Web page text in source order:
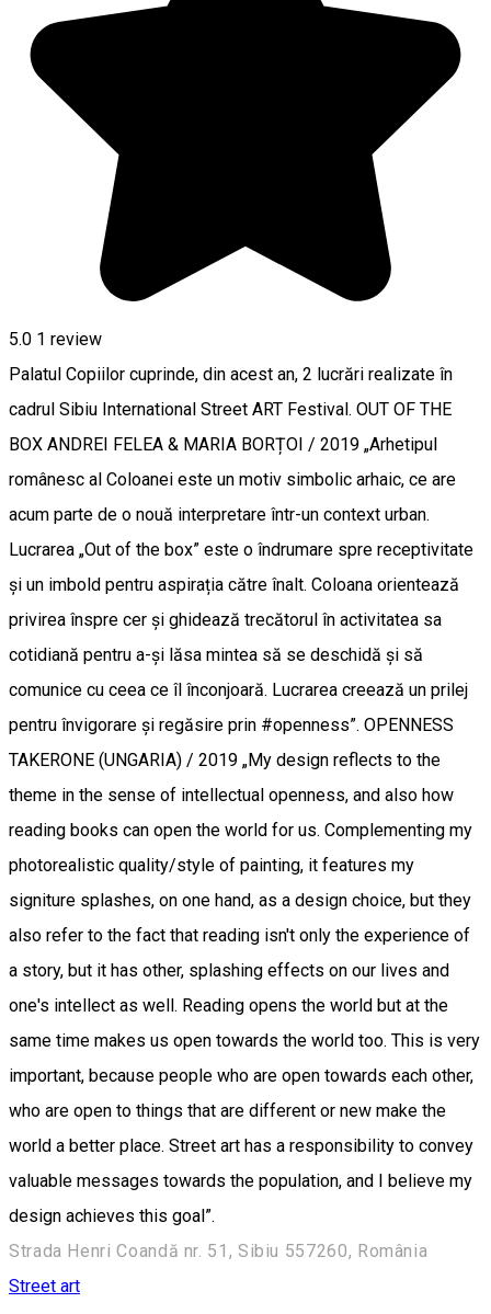
5.0 1 review
Palatul Copiilor cuprinde, din acest an, 2 lucrări realizate în
cadrul Sibiu International Street ART Festival. OUT OF THE
BOX ANDREI FELEA & MARIA BORȚOI / 2019 „Arhetipul
românesc al Coloanei este un motiv simbolic arhaic, ce are
acum parte de o nouă interpretare într-un context urban.
Lucrarea „Out of the box” este o îndrumare spre receptivitate
și un imbold pentru aspirația către înalt. Coloana orientează
privirea înspre cer și ghidează trecătorul în activitatea sa
cotidiană pentru a-și lăsa mintea să se deschidă și să
comunice cu ceea ce îl înconjoară. Lucrarea creează un prilej
pentru învigorare și regăsire prin #openness”. OPENNESS
TAKERONE (UNGARIA) / 2019 „My design reflects to the
theme in the sense of intellectual openness, and also how
reading books can open the world for us. Complementing my
photorealistic quality/style of painting, it features my
signiture splashes, on one hand, as a design choice, but they
also refer to the fact that reading isn't only the experience of
a story, but it has other, splashing effects on our lives and
one's intellect as well. Reading opens the world but at the
same time makes us open towards the world too. This is very
important, because people who are open towards each other,
who are open to things that are different or new make the
world a better place. Street art has a responsibility to convey
valuable messages towards the population, and I believe my
design achieves this goal”.
Strada Henri Coandă nr. 51, Sibiu 557260, România
Street art